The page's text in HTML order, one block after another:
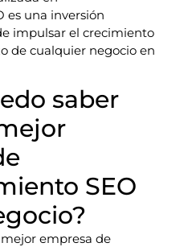
es una inversión
impulsar el crecimiento
de cualquier negocio en
saber
SEO
empresa de